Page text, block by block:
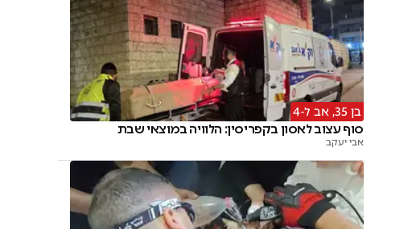
בן 35, אב ל-4
סוף עצוב לאסון בקפריסין: הלוויה במוצאי שבת
אבי יעקב